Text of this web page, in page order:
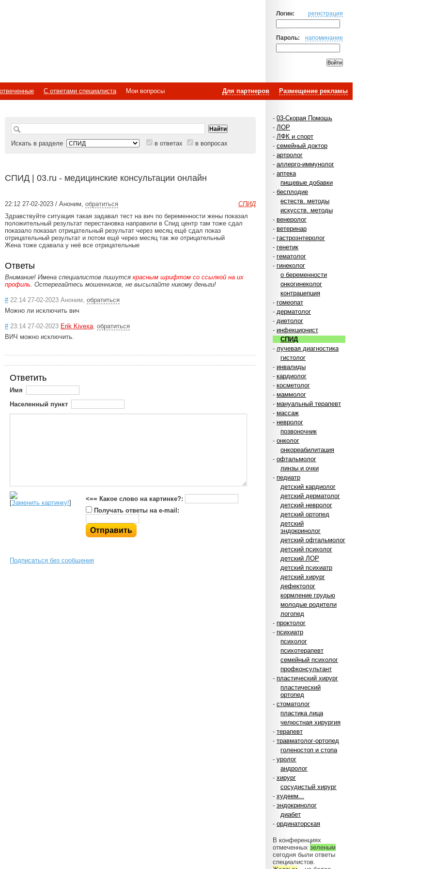
Логин: регистрация
Пароль: напоминание
Размещение рекламы
Для партнеров
С ответами специалиста
Мои вопросы
- 03-Скорая Помощь
- ЛОР
- ЛФК и спорт
- семейный доктор
- артролог
- аллерго-иммунолог
- аптека
пищевые добавки
- бесплодие
естеств. методы
искусств. методы
- венеролог
- ветеринар
- гастроэнтеролог
- генетик
- гематолог
- гинеколог
о беременности
онкогинеколог
контрацепция
- гомеопат
- дерматолог
- диетолог
- инфекционист
СПИД
- лучевая диагностика
гистолог
- инвалиды
- кардиолог
- косметолог
- маммолог
- мануальный терапевт
- массаж
- невролог
позвоночник
- онколог
онкореабилитация
- офтальмолог
линзы и очки
- педиатр
детский кардиолог
детский дерматолог
детский невролог
детский ортопед
детский
эндокринолог
детский офтальмолог
детский психолог
детский ЛОР
детский психиатр
детский хирург
дефектолог
кормление грудью
молодые родители
логопед
- проктолог
- психиатр
психолог
психотерапевт
семейный психолог
профконсультант
- пластический хирург
пластический
ортопед
- стоматолог
пластика лица
челюстная хирургия
- терапевт
- травматолог-ортопед
голеностоп и стопа
- уролог
андролог
- хирург
сосудистый хирург
- худеем...
- эндокринолог
диабет
- ординаторская
В конференциях
отмеченных зеленым
сегодня были ответы
специалистов.
Искать в разделе в ответах в вопросах
СПИД | 03.ru - медицинские консультации онлайн
СПИД
22:12 27-02-2023 / Аноним, обратиться
Здравствуйте ситуация такая задавал тест на вич по беременности жены показал
положительный результат перестановка направили в Спид центр там тоже сдал
показало показал отрицательный результат через месяц ещё сдал показ
отрицательный результат и потом ещё через месяц так же отрицательный
Жена тоже сдавала у неё все отрицательные
Ответы
Внимание! Имена специалистов пишутся красным шрифтом со ссылкой на их
профиль. Остерегайтесь мошенников, не высылайте никому деньги!
#22:14 27-02-2023 Аноним, обратиться
Можно ли исключить вич
#23:14 27-02-2023 Erik Kivexa, обратиться
ВИЧ можно исключить.
Ответить
Имя
Населенный пункт
[Заменить картинку!]
<== Какое слово на картинке?:
Получать ответы на e-mail:
Подписаться без сообщения